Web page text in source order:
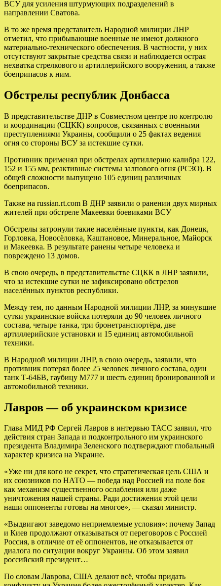
ВСУ для усиления штурмующих подразделений в
направлении Сватова.
В то же время представитель Народной милиции ЛНР
отметил, что прибывающие военные не имеют должного
материально-технического обеспечения. В частности, у них
отсутствуют закрытые средства связи и наблюдается острая
нехватка стрелкового и артиллерийского вооружения, а также
боеприпасов к ним.
Обстрелы республик Донбасса
В представительстве ДНР в Совместном центре по контролю
и координации (СЦКК) вопросов, связанных с военными
преступлениями Украины, сообщили о 25 фактах ведения
огня со стороны ВСУ за истекшие сутки.
Противник применял при обстрелах артиллерию калибра 122,
152 и 155 мм, реактивные системы залпового огня (РСЗО). В
общей сложности выпущено 105 единиц различных
боеприпасов.
Также на russian.rt.com В ДНР заявили о ранении двух мирных
жителей при обстреле Макеевки боевиками ВСУ
Обстрелы затронули такие населённые пункты, как Донецк,
Горловка, Новосёловка, Каштановое, Минеральное, Майорск
и Макеевка. В результате ранены четыре человека и
повреждено 13 домов.
В свою очередь, в представительстве СЦКК в ЛНР заявили,
что за истекшие сутки не зафиксировано обстрелов
населённых пунктов республики.
Между тем, по данным Народной милиции ЛНР, за минувшие
сутки украинские войска потеряли до 90 человек личного
состава, четыре танка, три бронетранспортёра, две
артиллерийские установки и 15 единиц автомобильной
техники.
В Народной милиции ЛНР, в свою очередь, заявили, что
противник потерял более 25 человек личного состава, один
танк Т-64БВ, гаубицу M777 и шесть единиц бронированной и
автомобильной техники.
Лавров — об украинском кризисе
Глава МИД РФ Сергей Лавров в интервью ТАСС заявил, что
действия стран Запада и подконтрольного им украинского
президента Владимира Зеленского подтверждают глобальный
характер кризиса на Украине.
«Уже ни для кого не секрет, что стратегическая цель США и
их союзников по НАТО — победа над Россией на поле боя
как механизм существенного ослабления или даже
уничтожения нашей страны. Ради достижения этой цели
наши оппоненты готовы на многое», — сказал министр.
«Выдвигают заведомо неприемлемые условия»: почему Запад
и Киев продолжают отказываться от переговоров с Россией
Россия, в отличие от её оппонентов, не отказывается от
диалога по ситуации вокруг Украины. Об этом заявил
российский президент…
По словам Лаврова, США делают всё, чтобы придать